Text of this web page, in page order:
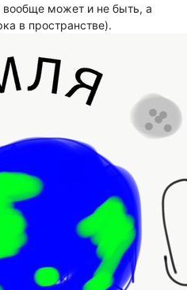
может и не быть, а
в пространстве).